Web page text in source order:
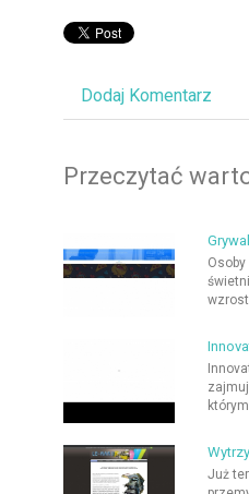
Dodaj Komentarz
Przeczytać
Już